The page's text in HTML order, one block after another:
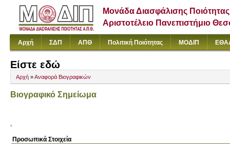
Μονάδα Διασφάλισης Ποιότητας
Αριστοτέλειο Πανεπιστήμιο
Αρχή ΣΔΠ ΑΠΘ Πολιτική Ποιότητας ΜΟΔΙΠ
Είστε εδώ
Αρχή »Αναφορά Βιογραφικών
Βιογραφικό Σημείωμα
,
Προσωπικά Στοιχεία